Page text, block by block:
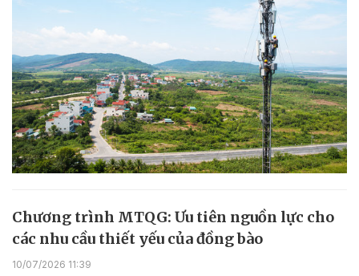
Chương trình MTQG: Ưu tiên nguồn lực cho
các nhu cầu thiết yếu của đồng bào
10/07/2026 11:39